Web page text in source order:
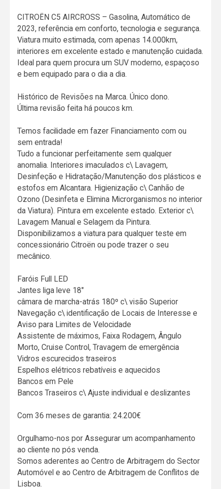
CITROËN C5 AIRCROSS – Gasolina, Automático de
2023, referência em conforto, tecnologia e segurança.
Viatura muito estimada, com apenas 14.000km,
interiores em excelente estado e manutenção cuidada.
Ideal para quem procura um SUV moderno, espaçoso
e bem equipado para o dia a dia.
Histórico de Revisões na Marca. Único dono.
Última revisão feita há poucos km.
Temos facilidade em fazer Financiamento com ou
sem entrada!
Tudo a funcionar perfeitamente sem qualquer
anomalia. Interiores imaculados c\ Lavagem,
Desinfeção e Hidratação/Manutenção dos plásticos e
estofos em Alcantara. Higienização c\ Canhão de
Ozono (Desinfeta e Elimina Microrganismos no interior
da Viatura). Pintura em excelente estado. Exterior c\
Lavagem Manual e Selagem da Pintura.
Disponibilizamos a viatura para qualquer teste em
concessionário Citroën ou pode trazer o seu
mecânico.
Faróis Full LED
Jantes liga leve 18"
câmara de marcha-atrás 180º c\ visão Superior
Navegação c\ identificação de Locais de Interesse e
Aviso para Limites de Velocidade
Assistente de máximos, Faixa Rodagem, Ângulo
Morto, Cruise Control, Travagem de emergência
Vidros escurecidos traseiros
Espelhos elétricos rebatíveis e aquecidos
Bancos em Pele
Bancos Traseiros c\ Ajuste individual e deslizantes
Com 36 meses de garantia: 24.200€
Orgulhamo-nos por Assegurar um acompanhamento
ao cliente no pós venda.
Somos aderentes ao Centro de Arbitragem do Sector
Automóvel e ao Centro de Arbitragem de Conflitos de
Lisboa.